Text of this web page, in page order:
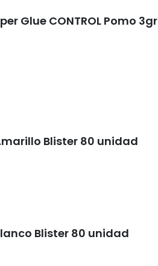
Glue CONTROL Pomo 3gr
Blister 80 unidad
Blister 80 unidad